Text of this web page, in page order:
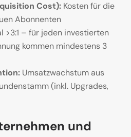
Cost): Kosten für die
Abonnenten
>3:1 – für jeden investierten
kommen mindestens 3
Umsatzwachstum aus
(inkl. Upgrades,
und